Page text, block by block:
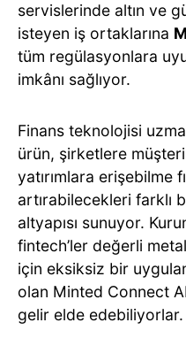
servislerinde altın ve
isteyen iş ortaklarına
tüm regülasyonlara
imkânı sağlıyor.
Finans teknolojisi
ürün, şirketlere
yatırımlara erişebilme
artırabilecekleri farklı
altyapısı sunuyor.
fintech’ler değerli
için eksiksiz bir
olan Minted Connect
gelir elde edebiliyorlar.